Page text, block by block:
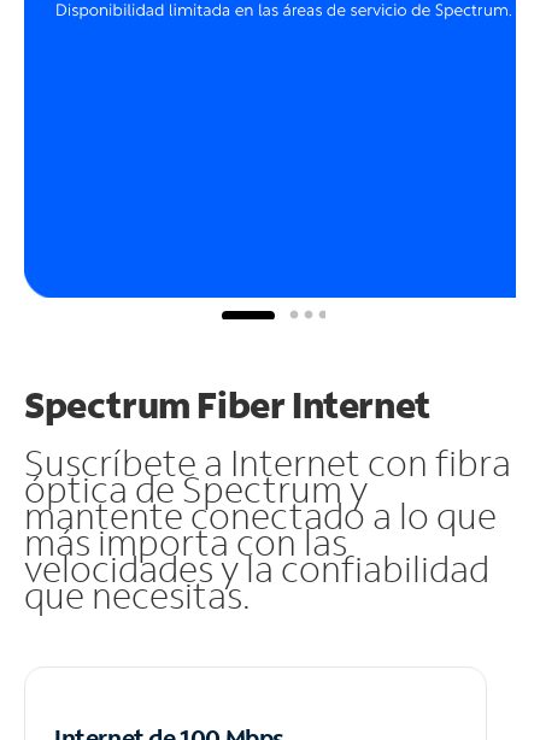
Spectrum Fiber Internet
Suscríbete a Internet con fibra
óptica de Spectrum y
mantente conectado a lo que
más importa con las
velocidades y la confiabilidad
que necesitas.